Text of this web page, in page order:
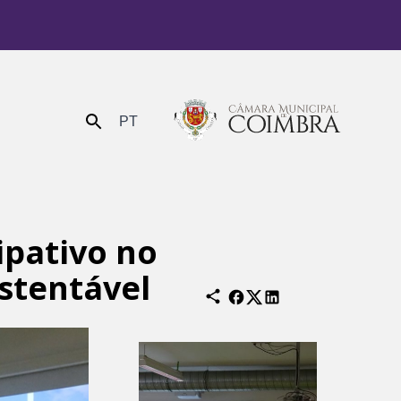
Enviar PT
no